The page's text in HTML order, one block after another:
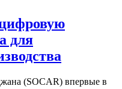
для
(SOCAR) впервые в